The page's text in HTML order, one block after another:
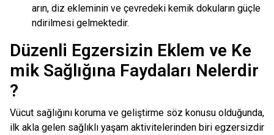
arın, diz ekleminin ve çevredeki kemik dokuların güçle
ndirilmesi gelmektedir.
Düzenli Egzersizin Eklem ve Ke
mik Sağlığına Faydaları Nelerdir
?
Vücut sağlığını koruma ve geliştirme söz konusu olduğunda,
ilk akla gelen sağlıklı yaşam aktivitelerinden biri egzersizdir